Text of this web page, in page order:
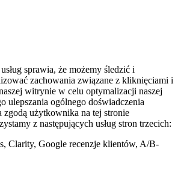
sprawia, że możemy śledzić i
zachowania związane z kliknięciami i
witrynie w celu optymalizacji naszej
ulepszania ogólnego doświadczenia
użytkownika na tej stronie
z następujących usług stron trzecich:
Clarity, Google recenzje klientów, A/B-